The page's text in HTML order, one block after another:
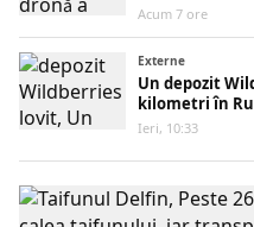
Acum 7 ore
Externe
Un depozit
kilometri în
Ieri, 10:33